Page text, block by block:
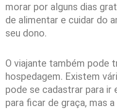
morar por alguns dias
de alimentar e cuidar do
seu dono.
O viajante também pode
hospedagem. Existem
pode se cadastrar para ir
para ficar de graça, mas